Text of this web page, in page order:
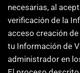
necesarias, al
verificación de la
acceso creación
tu Información de
administrador en